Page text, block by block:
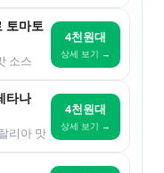
토마토
소스
4천원대
상세 보기 →
타나
리아 맛
4천원대
상세 보기 →